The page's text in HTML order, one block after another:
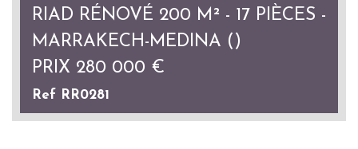
RIAD RÉNOVÉ 200 M² - 17 PIÈCES -
MARRAKECH-MEDINA ()
PRIX 280 000 €
Ref RR0281